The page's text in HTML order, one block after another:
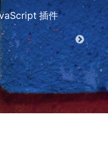
插件 额外段落类
演示 EPT